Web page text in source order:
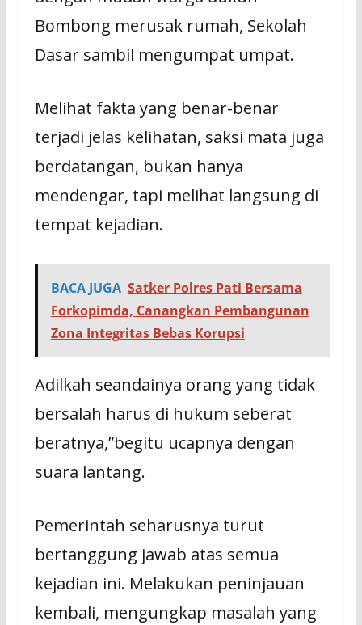
Bombong merusak rumah, Sekolah
Dasar sambil mengumpat umpat.
Melihat fakta yang benar-benar
terjadi jelas kelihatan, saksi mata juga
berdatangan, bukan hanya
mendengar, tapi melihat langsung di
tempat kejadian.
BACA JUGA Satker Polres Pati Bersama
Forkopimda, Canangkan Pembangunan
Zona Integritas Bebas Korupsi
Adilkah seandainya orang yang tidak
bersalah harus di hukum seberat
beratnya,”begitu ucapnya dengan
suara lantang.
Pemerintah seharusnya turut
bertanggung jawab atas semua
kejadian ini. Melakukan peninjauan
kembali, mengungkap masalah yang